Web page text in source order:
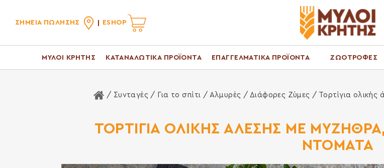
ΣΗΜΕΙΑ ΠΩΛΗΣΗΣ ESHOP
ΜΥΛΟΙ ΚΡΗΤΗΣ ΚΑΤΑΝΑΛΩΤΙΚΑ ΠΡΟΪΟΝΤΑ ΕΠΑΓΓΕΛΜΑΤΙΚΑ ΠΡΟΪΟΝΤΑ ΖΩΟΤΡΟΦΕΣ
Αρχική Σελίδα
/ Συνταγές / Για το σπίτι / Αλμυρές / Διάφορες Ζύμες / Τορτίγια ολικής
ΤΟΡΤΙΓΙΑ ΟΛΙΚΗΣ ΑΛΕΣΗΣ ΜΕ
ΝΤΟΜΑΤΑ